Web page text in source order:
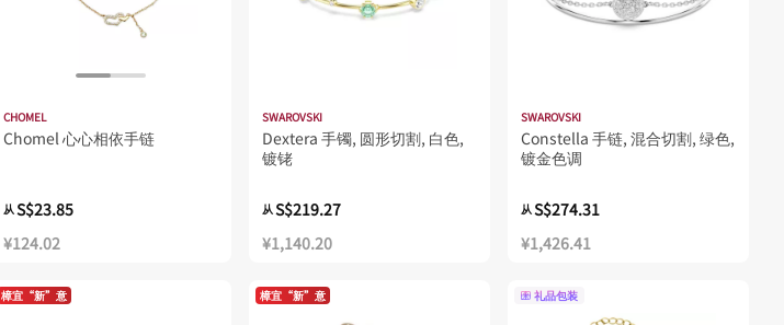
CHOMEL
Chomel 心心相依手链
从S$23.85
¥124.02
SWAROVSKI
Dextera 手镯, 圆形切割, 白色,
镀铑
从S$219.27
¥1,140.20
SWAROVSKI
Constella 手链, 混合切割, 绿色,
镀金色调
从S$274.31
¥1,426.41
樟宜“新”意 樟宜“新”意 礼品包装